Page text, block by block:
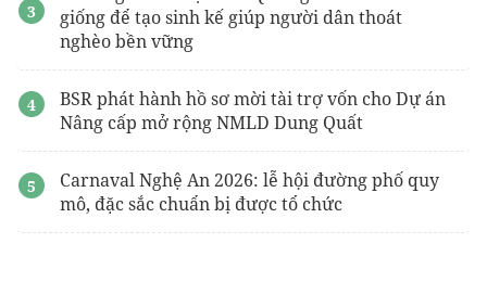
giống để tạo sinh kế giúp người dân thoát
nghèo bền vững
BSR phát hành hồ sơ mời tài trợ vốn cho Dự án
Nâng cấp mở rộng NMLD Dung Quất
Carnaval Nghệ An 2026: lễ hội đường phố quy
mô, đặc sắc chuẩn bị được tổ chức